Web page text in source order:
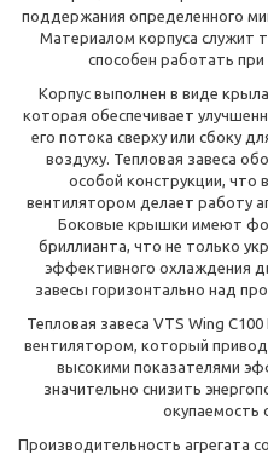
поддержания определенного
Материалом корпуса служит
способен работать
Корпус выполнен в виде
которая обеспечивает
его потока сверху или сбоку
воздуху. Тепловая завеса
особой конструкции, что
вентилятором делает работу
Боковые крышки имеют
бриллианта, что не только
эффективного охлаждения
завесы горизонтально над
Тепловая завеса VTS Wing
вентилятором, который
высокими показателями
значительно снизить
окупаемость
Производительность агрегата